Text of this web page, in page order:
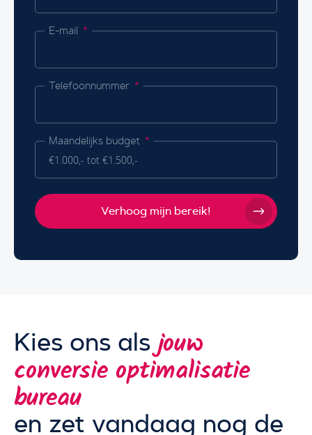
E-mail
Telefoonnummer
Maandelijks budget
Verhoog mijn bereik!
Kies ons als jouw
conversie optimalisatie
bureau
en zet vandaag nog de